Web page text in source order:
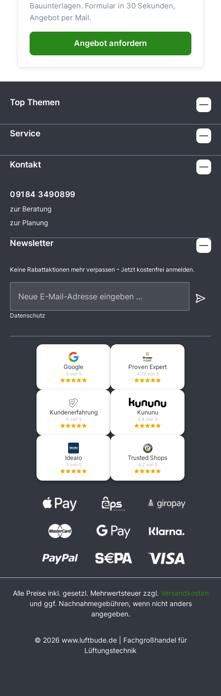
Bauunterlagen. Formular in 30 Sekunden,
Angebot per Mail.
Angebot anfordern
Top Themen
Service
Kontakt
09184 3490899
zur Beratung
zur Planung
Newsletter
Keine Rabattaktionen mehr verpassen – Jetzt kostenfrei anmelden.
Datenschutz
Google
5 von 5
Proven Expert
4.73 von 5
Kundenerfahrung
5 von 5
Kununu
4.4 von 5
Idealo
5 von 5
Trusted Shops
4.2 von 5
Alle Preise inkl. gesetzl. Mehrwertsteuer zzgl. Versandkosten
und ggf. Nachnahmegebühren, wenn nicht anders
angegeben.
© 2026 www.luftbude.de | Fachgroßhandel für
Lüftungstechnik